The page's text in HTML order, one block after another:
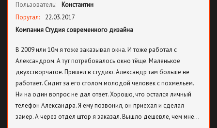
Пользователь:
Константин
Поругал:
22.03.2017
Компания Студия современного дизайна
В 2009 или 10м я тоже заказывал окна. И тоже работал с
Александром. А тут потребовалось окно тёще. Маленькое
двухстворчатое. Пришел в студию. Александр там больше не
работает. Сидит за его столом молодой человек с похмельем.
Ни на один вопрос не дал ответ. Хорошо, что остался личный
телефон Александра. Я ему позвонил, он приехал и сделал
замер. А через отдел штор я заказал. Вышло дешевле, чем мне…